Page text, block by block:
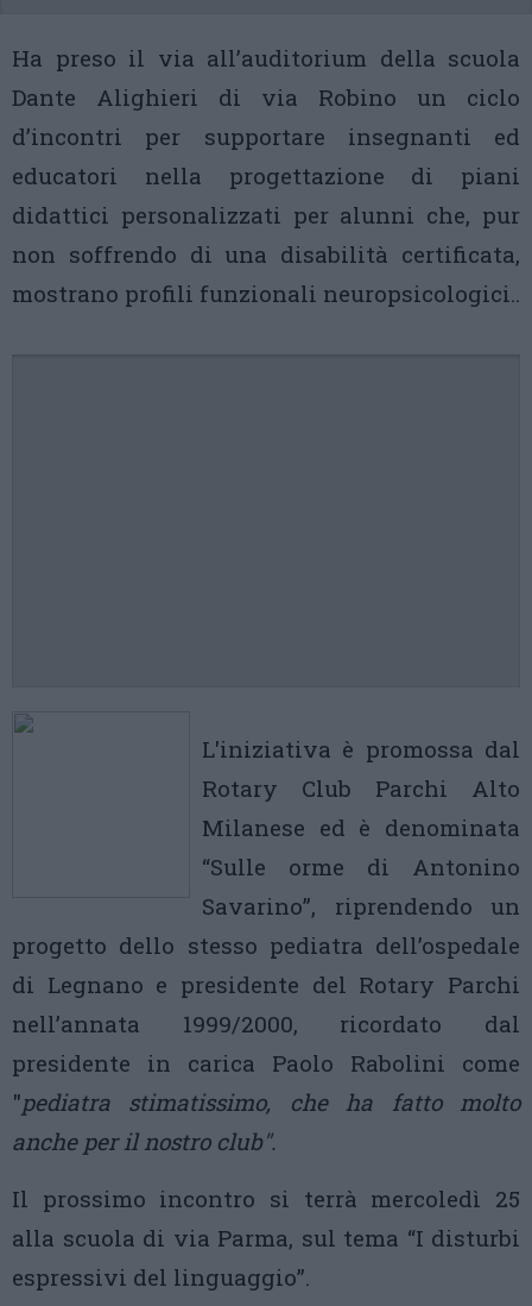
Ha preso il via all’auditorium della scuola
Dante Alighieri di via Robino un ciclo
d’incontri per supportare insegnanti ed
educatori nella progettazione di piani
didattici personalizzati per alunni che, pur
non soffrendo di una disabilità certificata,
mostrano profili funzionali neuropsicologici..
L'iniziativa è promossa dal
Rotary Club Parchi Alto
Milanese ed è denominata
“Sulle orme di Antonino
Savarino”, riprendendo un
progetto dello stesso pediatra dell’ospedale
di Legnano e presidente del Rotary Parchi
nell’annata 1999/2000, ricordato dal
presidente in carica Paolo Rabolini come
"pediatra stimatissimo, che ha fatto molto
anche per il nostro club".
Il prossimo incontro si terrà mercoledì 25
alla scuola di via Parma, sul tema “I disturbi
espressivi del linguaggio”.